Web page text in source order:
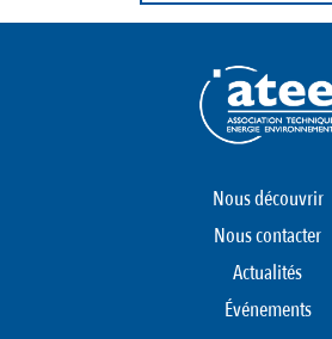
Nous découvrir
Nous contacter
Actualités
Événements